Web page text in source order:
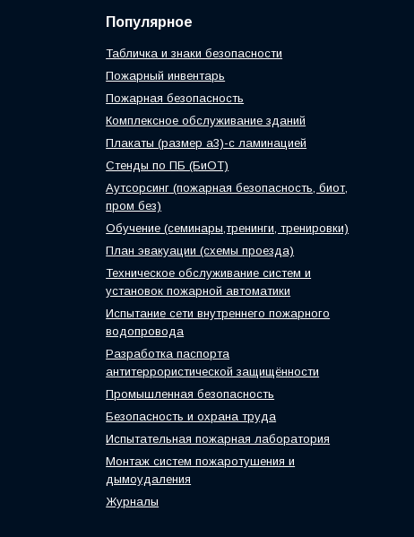
Популярное
Табличка и знаки безопасности
Пожарный инвентарь
Пожарная безопасность
Комплексное обслуживание зданий
Плакаты (размер а3)-с ламинацией
Стенды по ПБ (БиОТ)
Аутсорсинг (пожарная безопасность, биот,
пром без)
Обучение (семинары,тренинги, тренировки)
План эвакуации (схемы проезда)
Техническое обслуживание систем и
установок пожарной автоматики
Испытание сети внутреннего пожарного
водопровода
Разработка паспорта
антитеррористической защищённости
Промышленная безопасность
Безопасность и охрана труда
Испытательная пожарная лаборатория
Монтаж систем пожаротушения и
дымоудаления
Журналы